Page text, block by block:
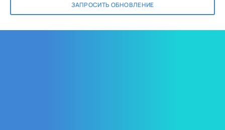
ЗАПРОСИТЬ ОБНОВЛЕНИЕ